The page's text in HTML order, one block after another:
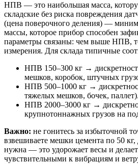
НПВ — это наибольшая масса,
складские без риска повреждения
(цена поверочного деления) —
массы, которое прибор способен
параметры связаны: чем выше НПВ,
измерения. Для склада типичные
НПВ 150–300 кг →
мешков, коробок, штучных
НПВ 500–1000 кг →
тяжелых мешков, бочек, паллет).
НПВ 2000–3000 кг →
крупнотоннажных грузов на
Важно: не гонитесь за избыточной
взвешиваете мешки цемента по 50 кг,
нужна — это удорожает весы и
чувствительными к вибрациям и